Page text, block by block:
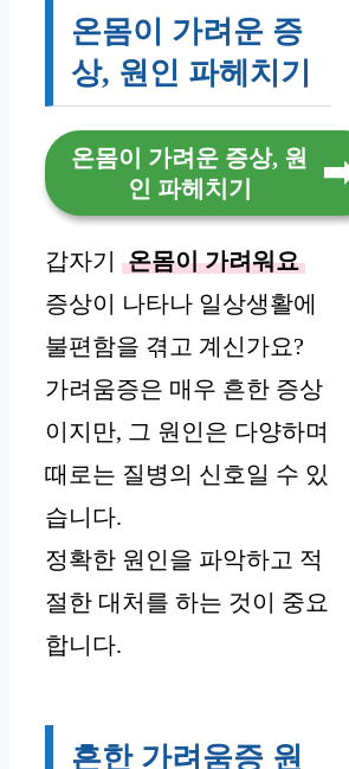
온몸이 가려운 증
상, 원인 파헤치기
온몸이 가려운 증상, 원
인 파헤치기
갑자기
온몸이 가려워요
증상이 나타나 일상생활에
불편함을 겪고 계신가요?
가려움증은 매우 흔한 증상
이지만, 그 원인은 다양하며
때로는 질병의 신호일 수 있
습니다.
정확한 원인을 파악하고 적
절한 대처를 하는 것이 중요
합니다.
흔한 가려움증 원